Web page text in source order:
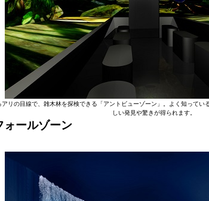
リの目線で、雑木林を探検できる「アントビューゾーン」。よく知って
しい発見や驚きが得られます。
ォールゾーン